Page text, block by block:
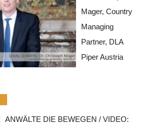
Mager, Country
Managing
Partner, DLA
Piper Austria
ANWÄLTE DIE BEWEGEN / VIDEO: